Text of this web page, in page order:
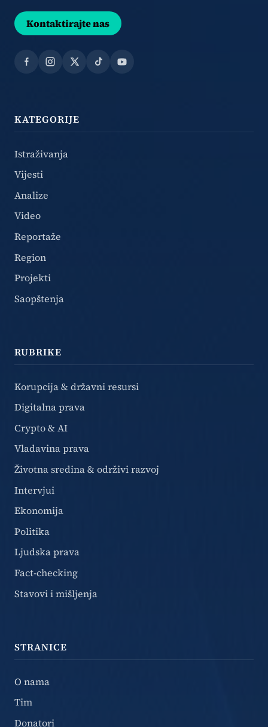
Kontaktirajte nas
Facebook
Instagram
X TikTokYouTube
KATEGORIJE
Istraživanja
Vijesti
Analize
Video
Reportaže
Region
Projekti
Saopštenja
RUBRIKE
Korupcija & državni resursi
Digitalna prava
Crypto & AI
Vladavina prava
Životna sredina & održivi razvoj
Intervjui
Ekonomija
Politika
Ljudska prava
Fact-checking
Stavovi i mišljenja
STRANICE
O nama
Tim
Donatori